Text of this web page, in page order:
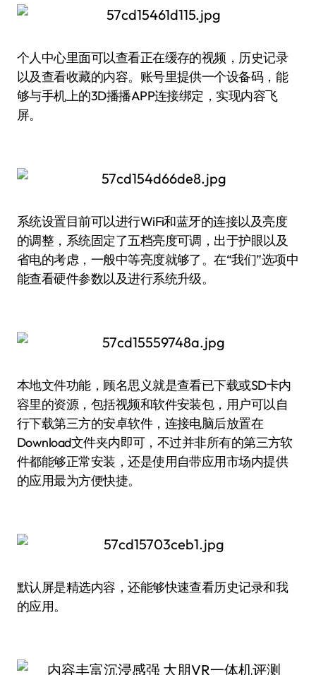
个人中心里面可以查看正在缓存的视频，历史记录
以及查看收藏的内容。账号里提供一个设备码，能
够与手机上的3D播播APP连接绑定，实现内容飞
屏。
系统设置目前可以进行WiFi和蓝牙的连接以及亮度
的调整，系统固定了五档亮度可调，出于护眼以及
省电的考虑，一般中等亮度就够了。在“我们”选项中
能查看硬件参数以及进行系统升级。
本地文件功能，顾名思义就是查看已下载或SD卡内
容里的资源，包括视频和软件安装包，用户可以自
行下载第三方的安卓软件，连接电脑后放置在
Download文件夹内即可，不过并非所有的第三方软
件都能够正常安装，还是使用自带应用市场内提供
的应用最为方便快捷。
默认屏是精选内容，还能够快速查看历史记录和我
的应用。